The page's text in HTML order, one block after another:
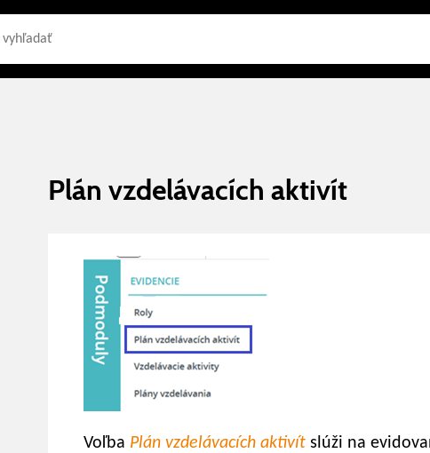
Plán vzdelávacích aktivít
Voľba Plán vzdelávacích aktivít slúži na